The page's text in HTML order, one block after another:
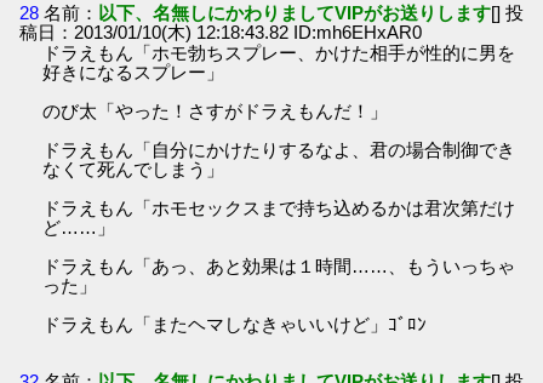
28 名前： 以下、名無しにかわりましてVIPがお送りします[] 投
稿日：2013/01/10(木) 12:18:43.82 ID:mh6EHxAR0
ドラえもん「ホモ勃ちスプレー、かけた相手が性的に男を
好きになるスプレー」
のび太「やった！さすがドラえもんだ！」
ドラえもん「自分にかけたりするなよ、君の場合制御でき
なくて死んでしまう」
ドラえもん「ホモセックスまで持ち込めるかは君次第だけ
ど……」
ドラえもん「あっ、あと効果は１時間……、もういっちゃ
った」
ドラえもん「またヘマしなきゃいいけど」ｺﾞﾛﾝ